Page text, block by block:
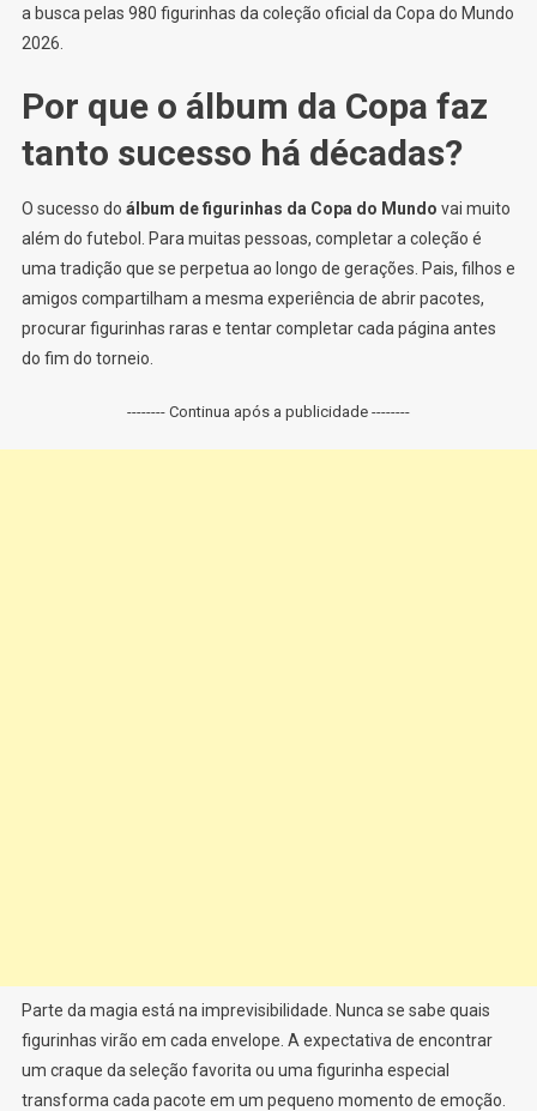
a busca pelas 980 figurinhas da coleção oficial da Copa do Mundo
2026.
Por que o álbum da Copa faz
tanto sucesso há décadas?
O sucesso do álbum de figurinhas da Copa do Mundo vai muito
além do futebol. Para muitas pessoas, completar a coleção é
uma tradição que se perpetua ao longo de gerações. Pais, filhos e
amigos compartilham a mesma experiência de abrir pacotes,
procurar figurinhas raras e tentar completar cada página antes
do fim do torneio.
-------- Continua após a publicidade --------
Parte da magia está na imprevisibilidade. Nunca se sabe quais
figurinhas virão em cada envelope. A expectativa de encontrar
um craque da seleção favorita ou uma figurinha especial
transforma cada pacote em um pequeno momento de emoção.